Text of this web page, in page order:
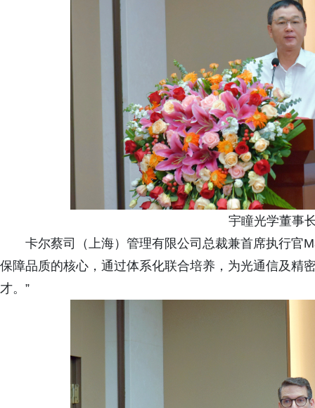
宇瞳光学董事
卡尔蔡司（上海）管理有限公司总裁兼首席执行官
保障品质的核心，通过体系化联合培养，为光通信及精
才。”